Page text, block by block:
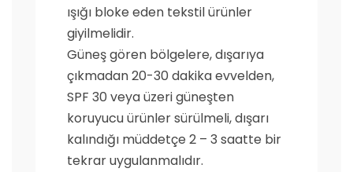
ışığı bloke eden tekstil ürünler
giyilmelidir.
Güneş gören bölgelere, dışarıya
çıkmadan 20-30 dakika evvelden,
SPF 30 veya üzeri güneşten
koruyucu ürünler sürülmeli, dışarı
kalındığı müddetçe 2 – 3 saatte bir
tekrar uygulanmalıdır.